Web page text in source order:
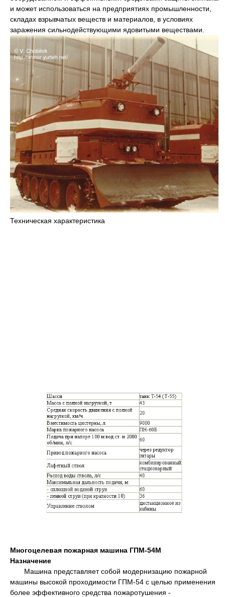
и может использоваться на предприятиях промышленности,
складах взрывчатых веществ и материалов, в условиях
заражения сильнодействующими ядовитыми веществами.
Техническая характеристика
Многоцелевая пожарная машина ГПМ-54М
Назначение
Машина представляет собой модернизацию пожарной
машины высокой проходимости ГПМ-54 с целью применения
более эффективного средства пожаротушения -